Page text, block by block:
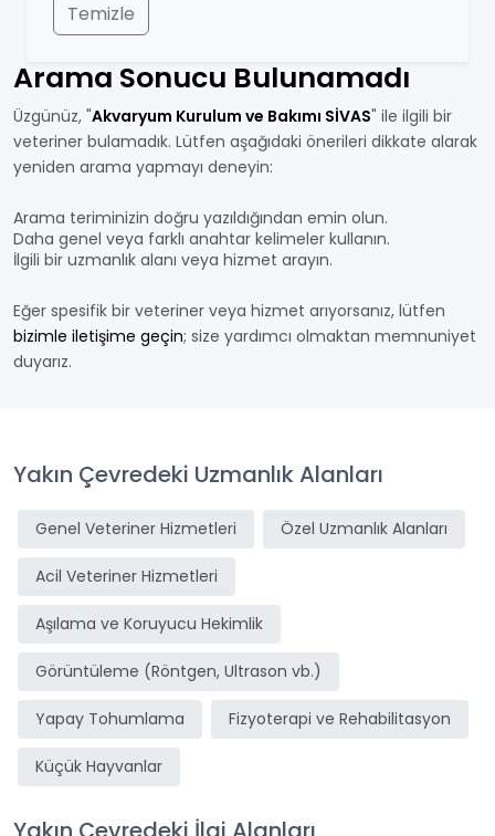
Temizle
Arama Sonucu Bulunamadı
Üzgünüz, "Akvaryum Kurulum ve Bakımı SİVAS" ile ilgili bir
veteriner bulamadık. Lütfen aşağıdaki önerileri dikkate alarak
yeniden arama yapmayı deneyin:
Arama teriminizin doğru yazıldığından emin olun.
Daha genel veya farklı anahtar kelimeler kullanın.
İlgili bir uzmanlık alanı veya hizmet arayın.
Eğer spesifik bir veteriner veya hizmet arıyorsanız, lütfen
bizimle iletişime geçin; size yardımcı olmaktan memnuniyet
duyarız.
Yakın Çevredeki Uzmanlık Alanları
Genel Veteriner Hizmetleri Özel Uzmanlık Alanları
Acil Veteriner Hizmetleri
Aşılama ve Koruyucu Hekimlik
Görüntüleme (Röntgen, Ultrason vb.)
Yapay Tohumlama Fizyoterapi ve Rehabilitasyon
Küçük Hayvanlar